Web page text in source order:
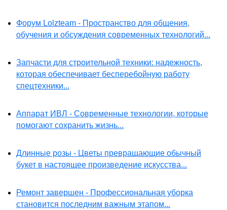
Форум Lolzteam - Пространство для общения,
обучения и обсуждения современных технологий...
Запчасти для строительной техники: надежность,
которая обеспечивает бесперебойную работу
спецтехники...
Аппарат ИВЛ - Современные технологии, которые
помогают сохранить жизнь...
Длинные розы - Цветы превращающие обычный
букет в настоящее произведение искусства...
Ремонт завершен - Профессиональная уборка
становится последним важным этапом...